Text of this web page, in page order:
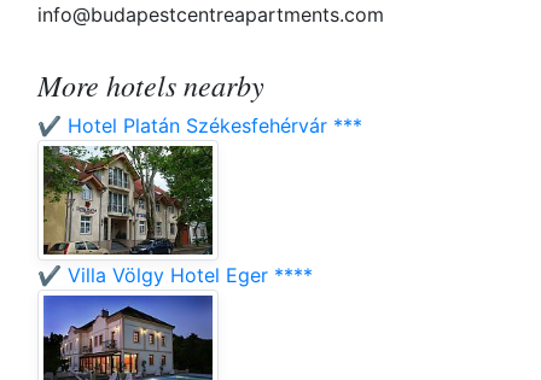
info@budapestcentreapartments.com
More hotels nearby
✔️ Hotel Platán Székesfehérvár ***
✔️ Villa Völgy Hotel Eger ****